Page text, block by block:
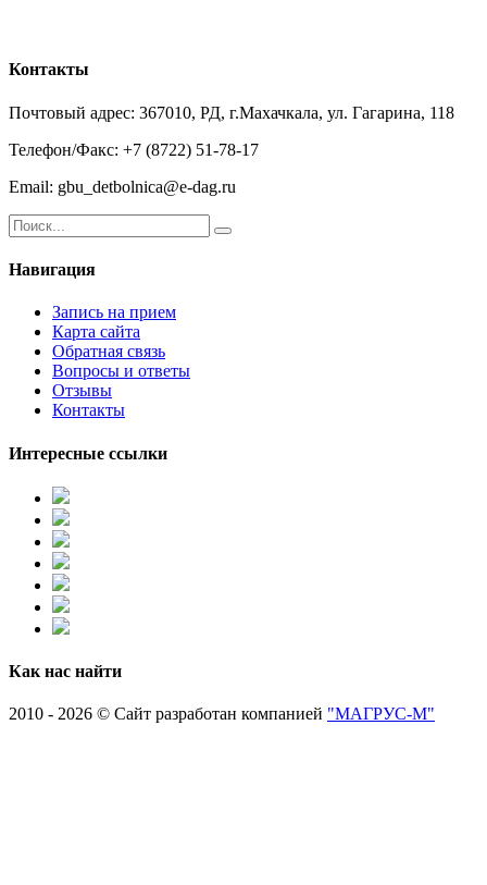
Контакты
Почтовый адрес: 367010, РД, г.Махачкала, ул. Гагарина, 118
Телефон/Факс: +7 (8722) 51-78-17
Email: gbu_detbolnica@e-dag.ru
Навигация
Запись на прием
Карта сайта
Обратная связь
Вопросы и ответы
Отзывы
Контакты
Интересные ссылки
Как нас найти
2010 - 2026 © Сайт разработан компанией "МАГРУС-М"